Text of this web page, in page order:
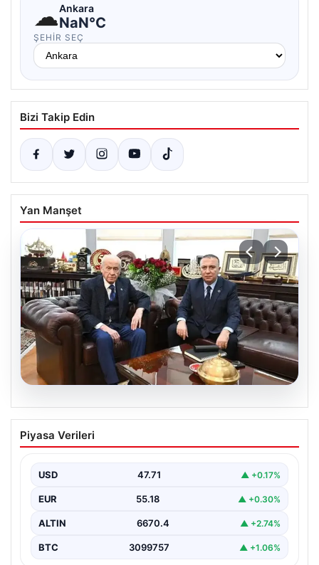
☁Ankara
NaN°C
ŞEHIR SEÇ
Bizi Takip Edin
Yan Manşet
06.08.2026
‘Çerçeve Yasa’ya imza atmayan tek
MHP’li vekilden çarpıcı paylaşım
Piyasa Verileri
USD 47.71 ▲ +0.17%
EUR 55.18 ▲ +0.30%
ALTIN 6670.4 ▲ +2.74%
BTC 3099757 ▲ +1.06%